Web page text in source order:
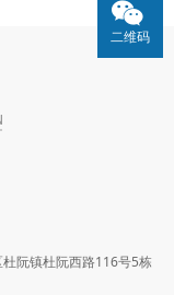
阮镇杜阮西路116号5栋
二维码